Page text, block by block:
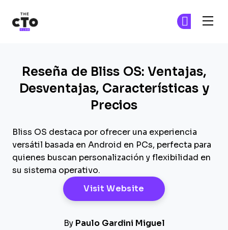
Reseña de Bliss OS: Ventajas,
Desventajas, Características y
Precios
Bliss OS destaca por ofrecer una experiencia
versátil basada en Android en PCs, perfecta para
quienes buscan personalización y flexibilidad en
su sistema operativo.
Visit Website Opens New
By Paulo Gardini Miguel